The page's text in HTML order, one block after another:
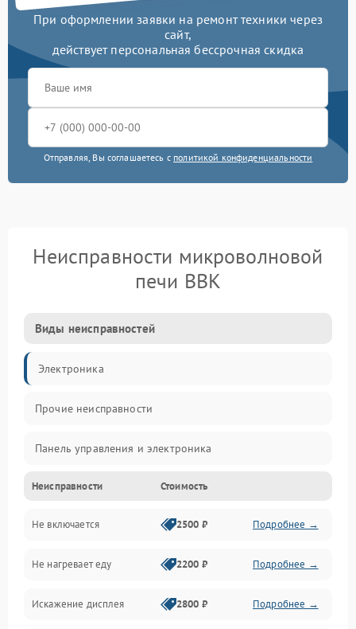
При оформлении заявки на ремонт техники через
сайт,
действует персональная бессрочная скидка
Отправляя, Вы соглашаетесь с политикой конфиденциальности
Неисправности микроволновой
печи BBK
Виды неисправностей
Электроника
Прочие неисправности
Панель управления и электроника
Дверца и корпус
Механика и внутренние элементы
Механические повреждения
Питание и запуск
Неисправности Стоимость
Не включается 2500 ₽ Подробнее →
Не нагревает еду 2200 ₽ Подробнее →
Искажение дисплея 2800 ₽ Подробнее →